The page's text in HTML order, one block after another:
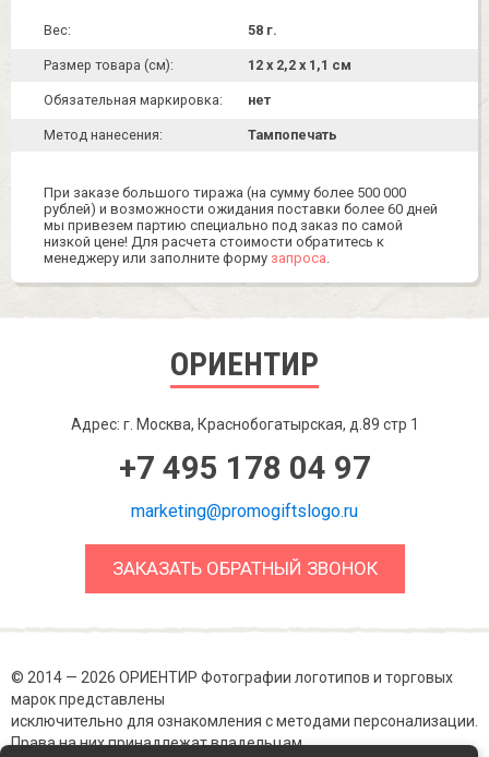
Вес: 58 г.
Размер товара (см): 12 х 2,2 х 1,1 см
Обязательная маркировка: нет
Метод нанесения: Тампопечать
При заказе большого тиража (на сумму более 500 000
рублей) и возможности ожидания поставки более 60 дней
мы привезем партию специально под заказ по самой
низкой цене! Для расчета стоимости обратитесь к
менеджеру или заполните форму запроса.
ОРИЕНТИР
Адрес: г. Москва, Краснобогатырская, д.89 стр 1
+7 495 178 04 97
marketing@promogiftslogo.ru
ЗАКАЗАТЬ ОБРАТНЫЙ ЗВОНОК
© 2014 — 2026 ОРИЕНТИР Фотографии логотипов и торговых
марок представлены
исключительно для ознакомления с методами персонализации.
Права на них принадлежат владельцам.